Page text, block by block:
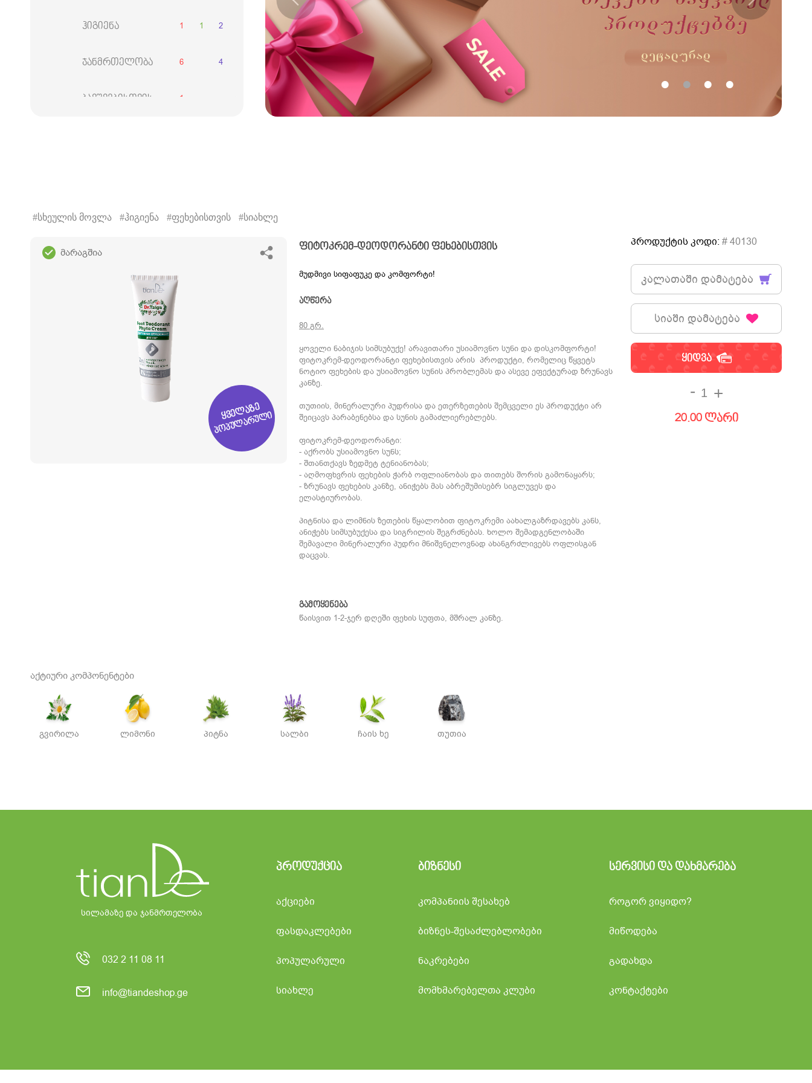
ჰიგიენა 1 1 2
ჯანმრთელობა 6 4
ბავშვებისთვის 1 • • • •
#სხეულის მოვლა #ჰიგიენა #ფეხებისთვის #სიახლე
მარაგშია
ყველაზე
პოპულარული
ფიტოკრემ-დეოდორანტი ფეხებისთვის
მუდმივი სიფაფუკე და კომფორტი!
აღწერა
80 გრ.
ყოველი ნაბიჯის სიმსუბუქე! არავითარი უსიამოვნო სუნი და დისკომფორტი!
ფიტოკრემ-დეოდორანტი ფეხებისთვის არის პროდუქტი, რომელიც წყვეტს
ნოტიო ფეხების და უსიამოვნო სუნის პრობლემას და ასევე ეფექტურად ზრუნავს
კანზე.
თუთიის, მინერალური პუდრისა და ეთერზეთების შემცველი ეს პროდუქტი არ
შეიცავს პარაბენებსა და სუნის გამაძლიერებლებს.
ფიტოკრემ-დეოდორანტი:
- აქრობს უსიამოვნო სუნს;
- შთანთქავს ზედმეტ ტენიანობას;
- აღმოფხვრის ფეხების ჭარბ ოფლიანობას და თითებს შორის გამონაყარს;
- ზრუნავს ფეხების კანზე, ანიჭებს მას აბრეშუმისებრ სიგლუვეს და
ელასტიურობას.
პიტნისა და ლიმნის ზეთების წყალობით ფიტოკრემი აახალგაზრდავებს კანს,
ანიჭებს სიმსუბუქესა და სიგრილის შეგრძნებას. ხოლო შემადგენლობაში
შემავალი მინერალური პუდრი მნიშვნელოვნად ახანგრძლივებს ოფლისგან
დაცვას.
გამოყენება
წაისვით 1-2-ჯერ დღეში ფეხის სუფთა, მშრალ კანზე.
პროდუქტის კოდი: # 40130
კალათაში დამატება
სიაში დამატება
ყიდვა
- +
20.00 ლარი
აქტიური კომპონენტები
გვირილა ლიმონი პიტნა სალბი ჩაის ხე თუთია
სილამაზე და ჯანმრთელობა
032 2 11 08 11
info@tiandeshop.ge
პროდუქცია
აქციები
ფასდაკლებები
პოპულარული
სიახლე
ბიზნესი
კომპანიის შესახებ
ბიზნეს-შესაძლებლობები
ნაკრებები
მომხმარებელთა კლუბი
სერვისი და დახმარება
როგორ ვიყიდო?
მიწოდება
გადახდა
კონტაქტები